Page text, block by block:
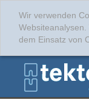
Wir verwenden
dem Einsatz von